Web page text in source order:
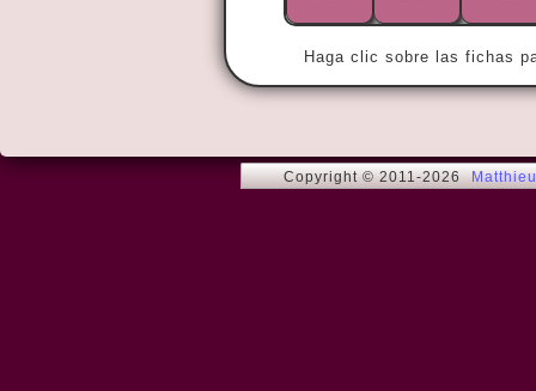
Haga clic sobre las fichas
Copyright © 2011-2026